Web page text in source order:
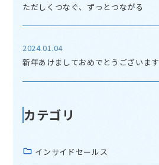
ただしくつなぐ、ずっとつながる
2024.01.04
新年あけましておめでとうございます
カテゴリ
インサイドセールス